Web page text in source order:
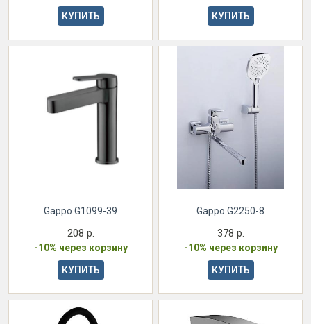
КУПИТЬ
КУПИТЬ
Gappo G1099-39
208 р.
-10% через корзину
КУПИТЬ
Gappo G2250-8
378 р.
-10% через корзину
КУПИТЬ